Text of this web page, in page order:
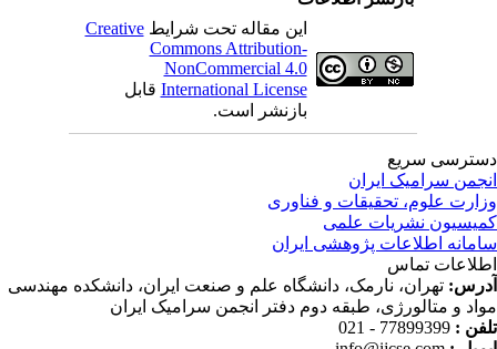
این مقاله تحت شرایطCreative
Commons Attribution-
NonCommercial 4.0
International Licenseقابل
بازنشر است.
سریع
سرامیک ایران
علوم، تحقیقات و فناوری
نشریات علمی
اطلاعات پژوهشی ایران
تماس
تهران، نارمک، دانشگاه علم و صنعت ایران، دانشکده مهندسی
و متالورژی، طبقه دوم دفتر انجمن سرامیک ایران
:
77899399 - 021